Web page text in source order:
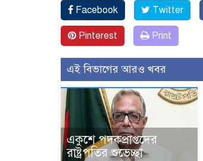
Facebook Twitter
Pinterest Print
এই বিভাগের আরও খবর
একুশে পদকপ্রাপ্তদের
রাষ্ট্রপতির শুভেচ্ছা